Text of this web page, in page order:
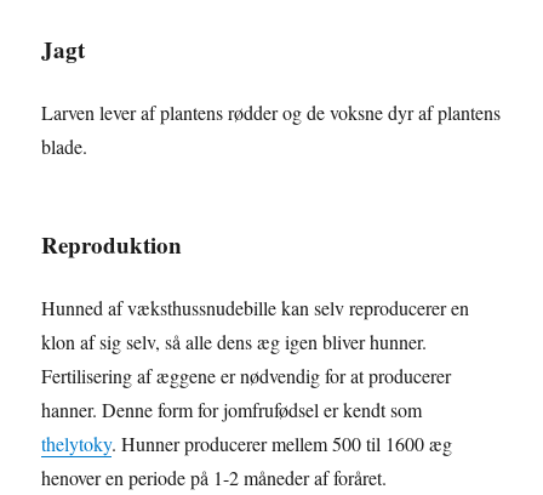
Jagt
Larven lever af plantens rødder og de voksne dyr af plantens
blade.
Reproduktion
Hunned af væksthussnudebille kan selv reproducerer en
klon af sig selv, så alle dens æg igen bliver hunner.
Fertilisering af æggene er nødvendig for at producerer
hanner. Denne form for jomfrufødsel er kendt som
thelytoky. Hunner producerer mellem 500 til 1600 æg
henover en periode på 1-2 måneder af foråret.